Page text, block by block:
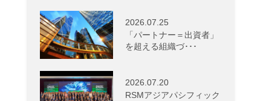
2026.07.25
「パートナー＝出資者」
を超える組織づ･･･
2026.07.20
RSMアジアパシフィック